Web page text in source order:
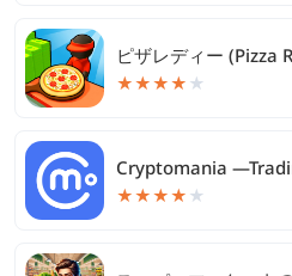
ピザレディー (Pizza
★★★★ ★
Cryptomania
★★★★ ★